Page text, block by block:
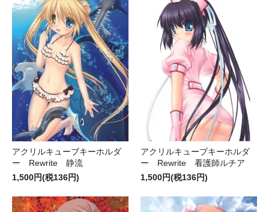
アクリルキューブキーホルダ
ー Rewrite 静流
1,500円(税136円)
アクリルキューブキーホルダ
ー Rewrite 看護師ルチア
1,500円(税136円)